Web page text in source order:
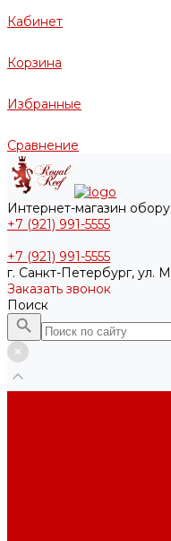
Кабинет
Корзина
Избранные
Сравнение
Интернет-магазин
+7 (921) 991-5555
+7 (921) 991-5555
г. Санкт-Петербург, ул.
Заказать звонок
Поиск